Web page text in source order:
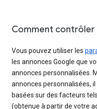
Comment contrôler
Vous pouvez utiliser les
les annonces Google que
annonces personnalisées.
annonces personnalisées,
basées sur des facteurs
(obtenue à partir de votre